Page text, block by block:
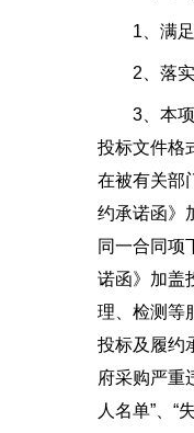
1、满足
2、落实
3、本项目
投标文件格
在被有关部
约承诺函》
同一合同项
诺函》加盖
理、检测等
投标及履约
府采购严重
人名单”、“